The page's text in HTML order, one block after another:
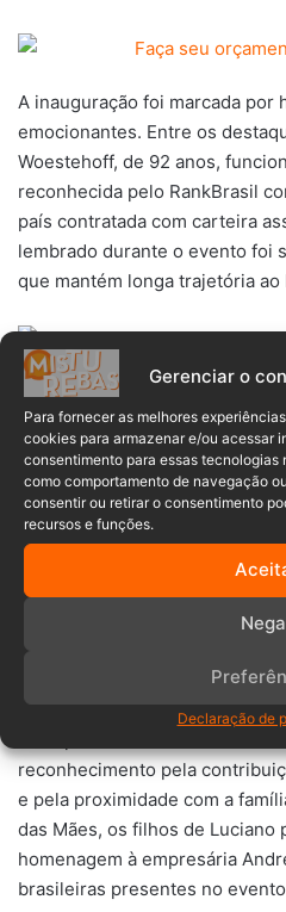
Gerenciar o
Para fornecer as melhores
cookies para armazenar e/ou acessar
consentimento para essas tecnologias
como comportamento de navegação
consentir ou retirar o consentimento
recursos e funções.
Declaração de
A inauguração foi marcada por
emocionantes. Entre os
Woestehoff, de 92 anos,
reconhecida pelo RankBrasil
país contratada com carteira
lembrado durante o evento foi
que mantém longa trajetória ao
Durante a cerimônia, o
que a empresa valoriza
e afirmou que exemplos como
representam os princípios
“Será que é
reage a notificação do
bandeira do Brasil nas sacolas
reconhecimento pela
e pela proximidade com a
das Mães, os filhos de Luciano
homenagem à empresária
brasileiras presentes no